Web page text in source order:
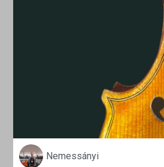
Nemessányi